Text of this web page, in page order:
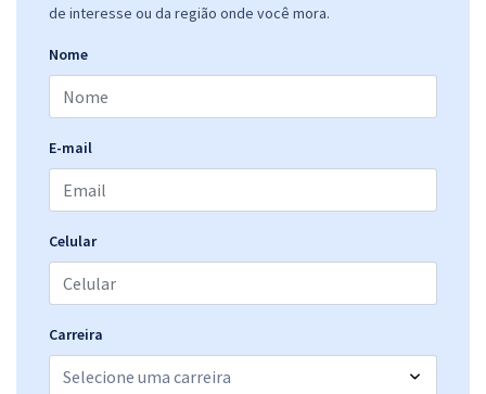
de interesse ou da região onde você mora.
Nome
E-mail
Celular
Carreira